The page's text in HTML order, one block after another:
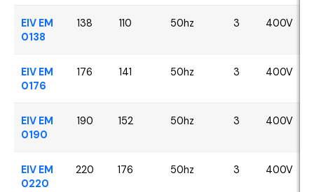
EIV EM
0138
138 110 50hz 3 400V
EIV EM
0176
176 141 50hz 3 400V
EIV EM
0190
190 152 50hz 3 400V
EIV EM
0220
220 176 50hz 3 400V